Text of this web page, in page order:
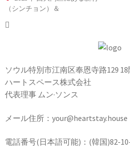
（シンチョン）＆
ソウル特別市江南区奉恩寺路129 18
ハートスペース株式会社
代表理事 ムン·ソンス
メール住所：your@heartstay.house
電話番号(日本語可能)：(韓国)82-